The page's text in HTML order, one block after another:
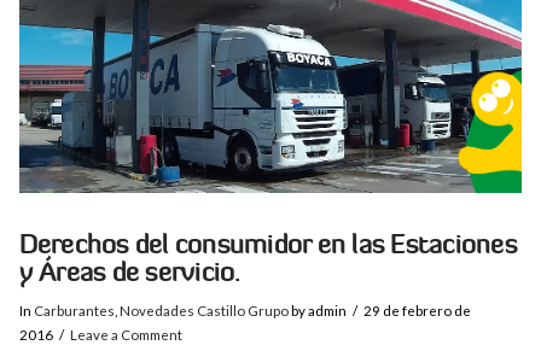
Derechos del consumidor en las Estaciones
y Áreas de servicio.
In Carburantes Novedades Castillo Grupoby admin
29 de febrero de
2016
Leave a Comment